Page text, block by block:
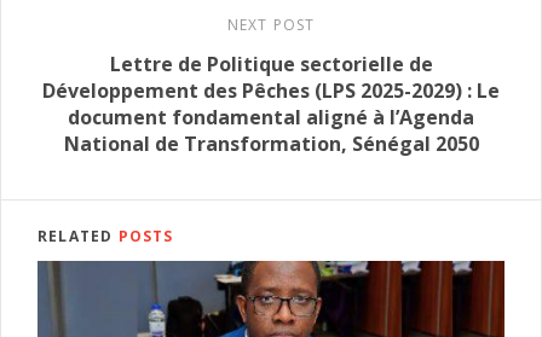
NEXT POST
Lettre de Politique sectorielle de
Développement des Pêches (LPS 2025-2029) : Le
document fondamental aligné à l’Agenda
National de Transformation, Sénégal 2050
RELATED POSTS